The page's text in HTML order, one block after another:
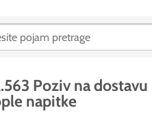
Poziv na
napitke